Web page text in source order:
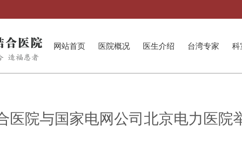
网站首页 医院概况 医生介绍 台湾专家 科
医院与国家电网公司北京电力医院